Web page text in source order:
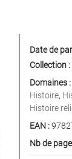
Date de
Collection :
Domaines :
Histoire,
Histoire
EAN :
Nb de